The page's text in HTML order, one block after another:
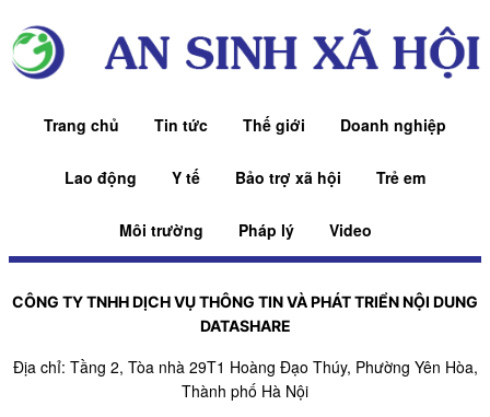
Trang chủ Tin tức Thế giới Doanh nghiệp
Lao động Y tế Bảo trợ xã hội Trẻ em
Môi trường Pháp lý Video
CÔNG TY TNHH DỊCH VỤ THÔNG TIN VÀ PHÁT TRIỂN NỘI DUNG
DATASHARE
Địa chỉ: Tầng 2, Tòa nhà 29T1 Hoàng Đạo Thúy, Phường Yên Hòa,
Thành phố Hà Nội